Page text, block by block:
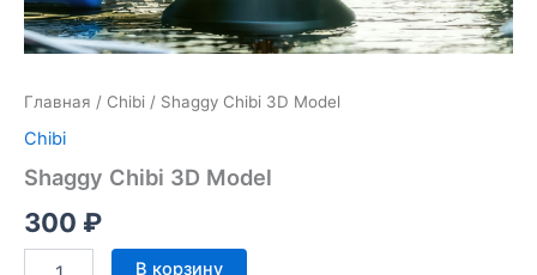
Главная / Chibi / Shaggy Chibi 3D Model
Chibi
Shaggy Chibi 3D Model
300 ₽
Количество
В корзину